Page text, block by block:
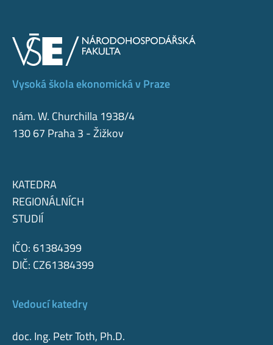
Vysoká škola ekonomická v Praze
nám. W. Churchilla 1938/4
130 67 Praha 3 - Žižkov
KATEDRA
REGIONÁLNÍCH
STUDIÍ
IČO: 61384399
DIČ: CZ61384399
Vedoucí katedry
doc. Ing. Petr Toth, Ph.D.